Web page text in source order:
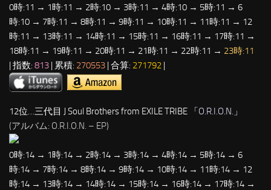
0時:11 → 1時:11 → 2時:10 → 3時:11 → 4時:10 → 5時:11 → 6
時:10 → 7時:11 → 8時:11 → 9時:11 → 10時:11 → 11時:11 → 12
時:11 → 13時:11 → 14時:11 → 15時:11 → 16時:11 → 17時:11 →
18時:11 → 19時:11 → 20時:11 → 21時:11 → 22時:11 → 23時:11
| 指数: 813 | 累積: 270553 | 合算: 271792 |
12位…三代目 J Soul Brothers from EXILE TRIBE 「O.R.I.O.N. 」
(アルバム: O.R.I.O.N. – EP)
0時:14 → 1時:14 → 2時:14 → 3時:14 → 4時:14 → 5時:14 → 6
時:14 → 7時:14 → 8時:14 → 9時:14 → 10時:14 → 11時:14 → 12
時:14 → 13時:14 → 14時:14 → 15時:14 → 16時:14 → 17時:14 →